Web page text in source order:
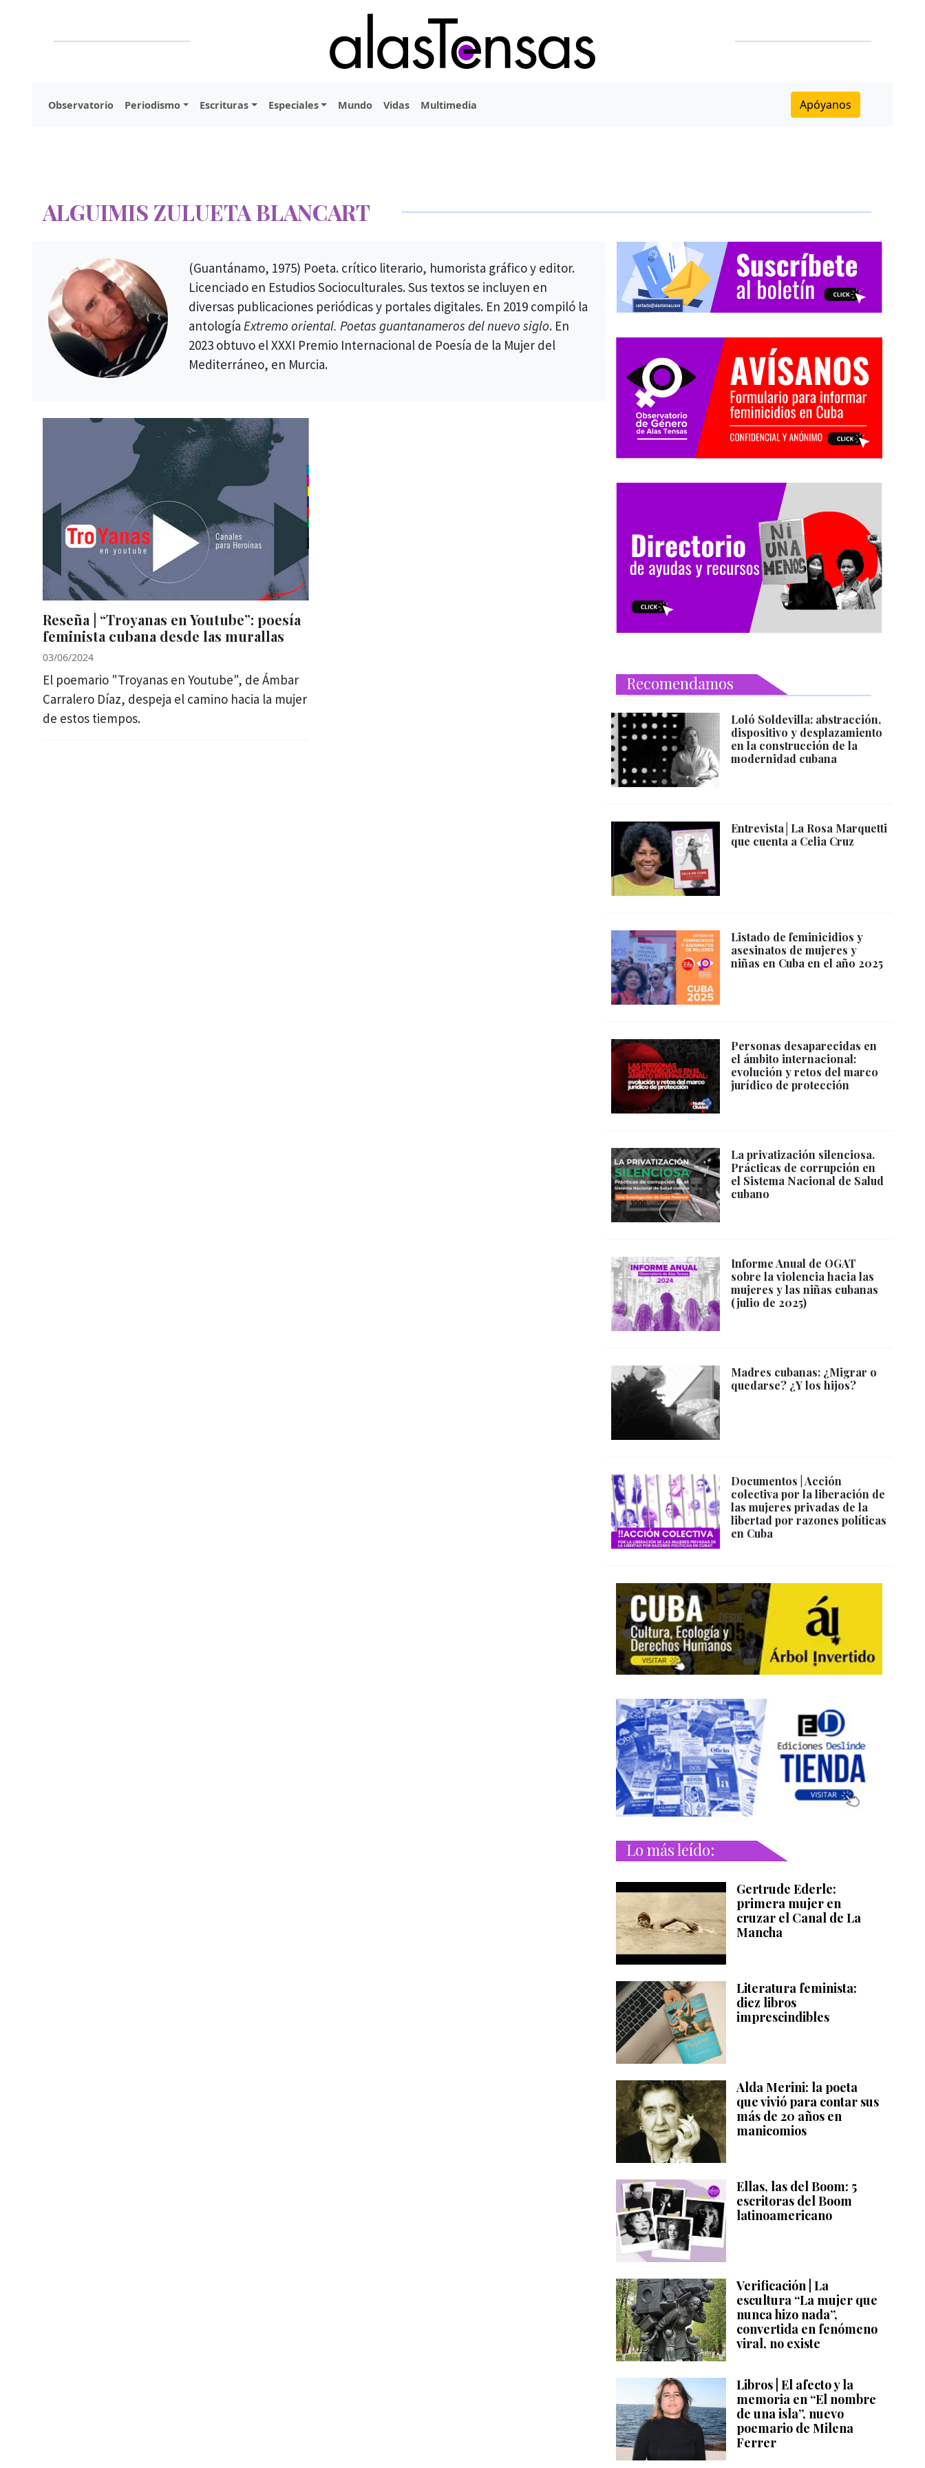
Observatorio Periodismo Escrituras Especiales Mundo Vidas Multimedia Apóyanos
ALGUIMIS ZULUETA BLANCART
(Guantánamo, 1975) Poeta. crítico literario, humorista gráfico y editor.
Licenciado en Estudios Socioculturales. Sus textos se incluyen en
diversas publicaciones periódicas y portales digitales. En 2019 compiló la
antologíaExtremo oriental. Poetas guantanameros del nuevo siglo. En
2023 obtuvo el XXXI Premio Internacional de Poesía de la Mujer del
Mediterráneo, en Murcia.
Reseña | “Troyanas en Youtube”: poesía
feminista cubana desde las murallas
03/06/2024
El poemario "Troyanas en Youtube", de Ámbar
Carralero Díaz, despeja el camino hacia la mujer
de estos tiempos.
Recomendamos
Loló Soldevilla: abstracción,
dispositivo y desplazamiento
en la construcción de la
modernidad cubana
Entrevista│La Rosa Marquetti
que cuenta a Celia Cruz
Listado de feminicidios y
asesinatos de mujeres y
niñas en Cuba en el año 2025
Personas desaparecidas en
el ámbito internacional:
evolución y retos del marco
jurídico de protección
La privatización silenciosa.
Prácticas de corrupción en
el Sistema Nacional de Salud
cubano
Informe Anual de OGAT
sobre la violencia hacia las
mujeres y las niñas cubanas
(julio de 2025)
Madres cubanas: ¿Migrar o
quedarse? ¿Y los hijos?
Documentos | Acción
colectiva por la liberación de
las mujeres privadas de la
libertad por razones políticas
en Cuba
Lo más leído:
Gertrude Ederle:
primera mujer en
cruzar el Canal de La
Mancha
Literatura feminista:
diez libros
imprescindibles
Alda Merini: la poeta
que vivió para contar sus
más de 20 años en
manicomios
Ellas, las del Boom: 5
escritoras del Boom
latinoamericano
Verificación | La
escultura “La mujer que
nunca hizo nada”,
convertida en fenómeno
viral, no existe
Libros | El afecto y la
memoria en “El nombre
de una isla”, nuevo
poemario de Milena
Ferrer